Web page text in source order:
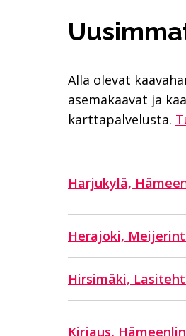
Alla olevat
asemakaavat ja
karttapalvelusta.
Harjukylä,
Herajoki,
Hirsimäki,
Kirjaus,